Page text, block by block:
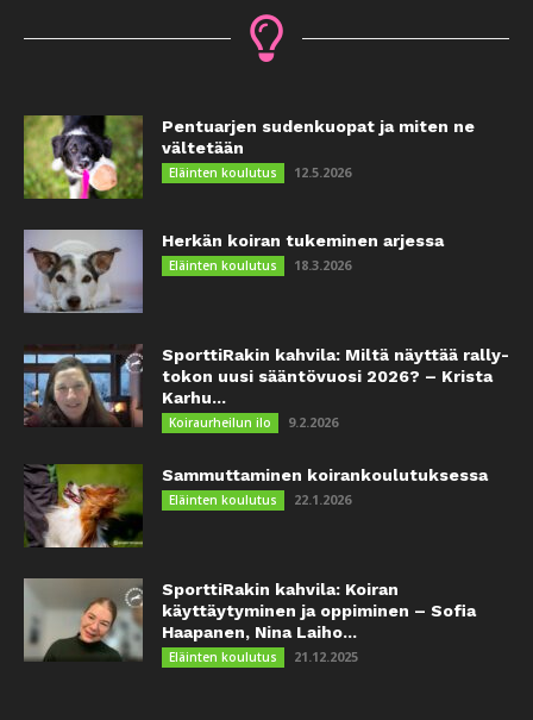
Pentuarjen sudenkuopat ja miten ne
vältetään
Eläinten koulutus 12.5.2026
Herkän koiran tukeminen arjessa
Eläinten koulutus 18.3.2026
SporttiRakin kahvila: Miltä näyttää rally-
tokon uusi sääntövuosi 2026? – Krista
Karhu...
Koiraurheilun ilo 9.2.2026
Sammuttaminen koirankoulutuksessa
Eläinten koulutus 22.1.2026
SporttiRakin kahvila: Koiran
käyttäytyminen ja oppiminen – Sofia
Haapanen, Nina Laiho...
Eläinten koulutus 21.12.2025